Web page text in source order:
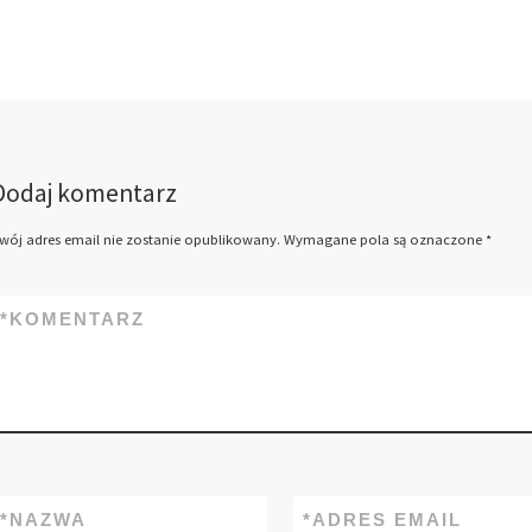
komentarz
adres email nie zostanie opublikowany. Wymagane pola są oznaczone *
KOMENTARZ
*
NAZWA
* ADRES EMAIL
*